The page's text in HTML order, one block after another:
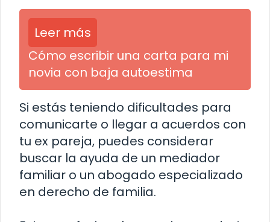
Leer más
Cómo escribir una carta para mi
novia con baja autoestima
Si estás teniendo dificultades para
comunicarte o llegar a acuerdos con
tu ex pareja, puedes considerar
buscar la ayuda de un mediador
familiar o un abogado especializado
en derecho de familia.